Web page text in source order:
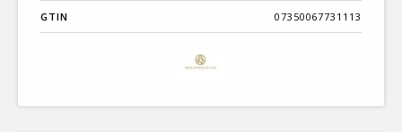
GTIN 07350067731113